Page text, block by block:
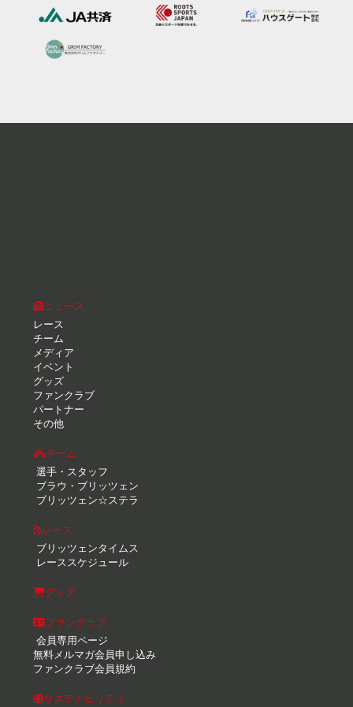
ニュース
レース
チーム
メディア
イベント
グッズ
ファンクラブ
パートナー
その他
チーム
選手・スタッフ
ブラウ・ブリッツェン
ブリッツェン☆ステラ
レース
ブリッツェンタイムス
レーススケジュール
グッズ
ファンクラブ
会員専用ページ
無料メルマガ会員申し込み
ファンクラブ会員規約
サステナビリティ